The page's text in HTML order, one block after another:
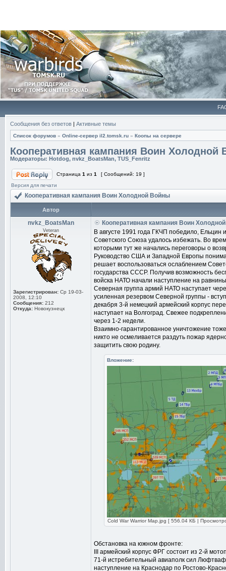
Сообщения без ответов | Активные темы
Список форумов » Online-cервер il2.tomsk.ru » Коопы на сервере
Кооперативная кампания Воин Холодной
Модераторы: Hotdog, nvkz_BoatsMan, TUS_Fenritz
Страница 1 из 1
[ Сообщений: 19 ]
Версия для печати
Кооперативная кампания Воин Холодной Войны
Автор
nvkz_BoatsMan
Veteran
Зарегистрирован: Ср 19-03-
2008, 12:10
Сообщения: 212
Откуда: Новокузнецк
Кооперативная кампания Воин
В августе 1991 года ГКЧП победило, Ельцин
Советского Союза удалось избежать. Во
которыми тут же начались переговоры о
Руководство США и Западной Европы
решает воспользоваться ослаблением
государства СССР. Получив возможность
войска НАТО начали наступление на
Северная группа армий НАТО наступает
усиленная резервом Северной группы -
декабря 3-й немецкий армейский корпус
наступает на Волгоград. Свежее
через 1-2 недели.
Взаимно-гарантированное уничтожение
никто не осмеливается раздуть пожар
защитить свою родину.
Вложение:
Cold War Warrior Map.jpg [ 556.04 КБ |
Обстановка на южном фронте:
III армейский корпус ФРГ состоит из 2-й
71-й истребительный авиаполк сил
наступление на Краснодар по Ростово-